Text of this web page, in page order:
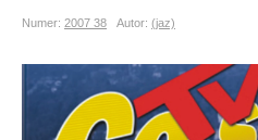
Numer: 2007 38 Autor: (jaz)